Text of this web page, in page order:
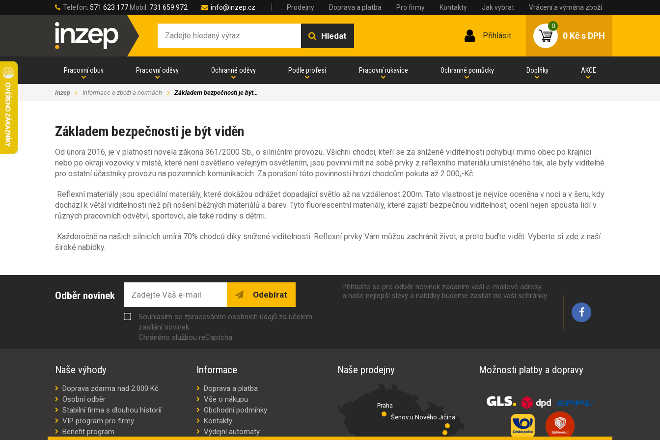
Telefon: 571 623 177 Mobil: 731 659 972 info@inzep.cz Prodejny Doprava a platba Pro firmy Kontakty Jak vybrat Vrácení a výměna zboží
Hledat Přihlásit
0
0 Kčs DPH
Pracovní obuv Pracovní oděvy Ochranné oděvy Podle profesí Pracovní rukavice Ochranné pomůcky Doplňky AKCE
Inzep Informace o zboží a normách Základem bezpečnosti je být…
Základem bezpečnosti je být viděn
Od února 2016, je v platnosti novela zákona 361/2000 Sb., o silničním provozu. Všichni chodci, kteří se za snížené viditelnosti pohybují mimo obec po krajnici
nebo po okraji vozovky v místě, které není osvětleno veřejným osvětlením, jsou povinni mít na sobě prvky z reflexního materiálu umístěného tak, ale byly viditelné
pro ostatní účastníky provozu na pozemních komunikacích. Za porušení této povinnosti hrozí chodcům pokuta až 2.000,-Kč.
Reflexní materiály jsou speciální materiály, které dokážou odrážet dopadající světlo až na vzdálenost 200m. Tato vlastnost je nejvíce oceněna v noci a v šeru, kdy
dochází k větší viditelnosti než při nošení běžných materiálů a barev. Tyto fluorescentní materiály, které zajistí bezpečnou viditelnost, ocení nejen spousta lidí v
různých pracovních odvětví, sportovci, ale také rodiny s dětmi.
Každoročně na našich silnicích umírá 70% chodců díky snížené viditelnosti. Reflexní prvky Vám můžou zachránit život, a proto buďte vidět. Vyberte si zde z naší
široké nabídky.
Odběr novinek Odebírat
Souhlasím se zpracováním osobních údajů za účelem
zasílání novinek
Chráněno službou reCaptcha
Přihlašte se pro odběr novinek zadaním vaší e-mailové adresy
a naše nejlepší slevy a nabídky budeme zasílat do vaší schránky.
Naše výhody
Doprava zdarma nad 2.000 Kč
Osobní odběr
Stabilní firma s dlouhou historií
VIP program pro firmy
Benefit program
Informace
Doprava a platba
Vše o nákupu
Obchodní podmínky
Kontakty
Výdejní automaty
Naše prodejny
Praha
Šenov u Nového Jičína
Možnosti platby a dopravy